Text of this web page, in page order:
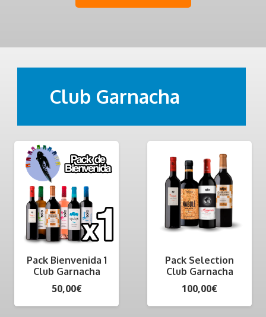
Club Garnacha
Pack Bienvenida 1
Club Garnacha
50,00€
Pack Selection
Club Garnacha
100,00€